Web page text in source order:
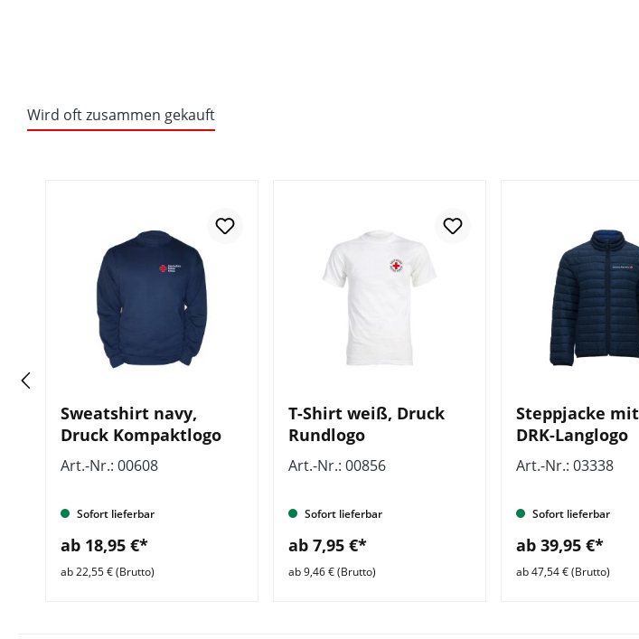
Wird oft zusammen gekauft
Sweatshirt navy,
Druck Kompaktlogo
Art.-Nr.: 00608
Sofort lieferbar
ab 18,95 €*
ab 22,55 € (Brutto)
T-Shirt weiß, Druck
Rundlogo
Art.-Nr.: 00856
Sofort lieferbar
ab 7,95 €*
ab 9,46 € (Brutto)
Steppjacke
DRK-Langlogo
Art.-Nr.: 03338
Sofort lieferbar
ab 39,95 €*
ab 47,54 € (Brutto)